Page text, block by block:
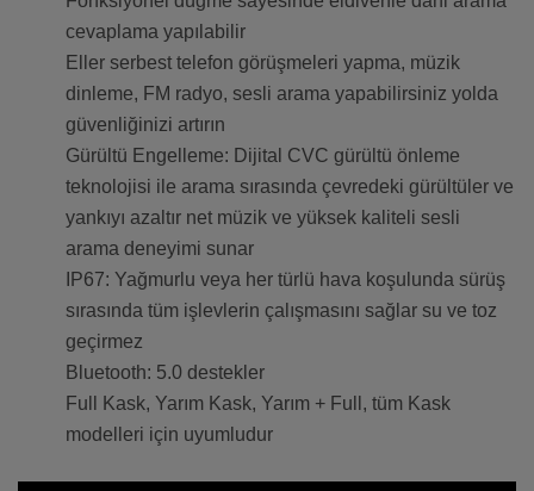
cevaplama yapılabilir
Eller serbest telefon görüşmeleri yapma, müzik
dinleme, FM radyo, sesli arama yapabilirsiniz yolda
güvenliğinizi artırın
Gürültü Engelleme: Dijital CVC gürültü önleme
teknolojisi ile arama sırasında çevredeki gürültüler ve
yankıyı azaltır net müzik ve yüksek kaliteli sesli
arama deneyimi sunar
IP67: Yağmurlu veya her türlü hava koşulunda sürüş
sırasında tüm işlevlerin çalışmasını sağlar su ve toz
geçirmez
Bluetooth: 5.0 destekler
Full Kask, Yarım Kask, Yarım + Full, tüm Kask
modelleri için uyumludur